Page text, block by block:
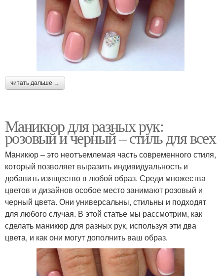
читать дальше →
Маникюр для разных рук:
розовый и черный – стиль для всех
Маникюр – это неотъемлемая часть современного стиля,
который позволяет выразить индивидуальность и
добавить изящество в любой образ. Среди множества
цветов и дизайнов особое место занимают розовый и
черный цвета. Они универсальны, стильны и подходят
для любого случая. В этой статье мы рассмотрим, как
сделать маникюр для разных рук, используя эти два
цвета, и как они могут дополнить ваш образ.